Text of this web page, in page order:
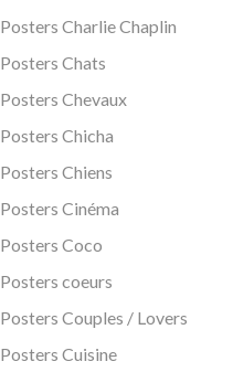
Posters Charlie Chaplin
Posters Chats
Posters Chevaux
Posters Chicha
Posters Chiens
Posters Cinéma
Posters Coco
Posters coeurs
Posters Couples / Lovers
Posters Cuisine